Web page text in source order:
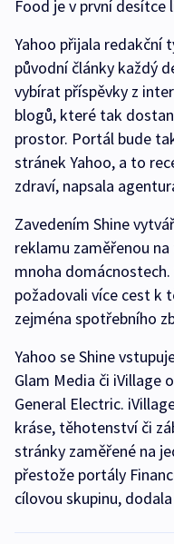
Food je v první
Yahoo přijala redakční
původní články každý
vybírat příspěvky z
blogů, které tak
prostor. Portál bude
stránek Yahoo, a to
zdraví, napsala
Zavedením Shine
reklamu zaměřenou
mnoha
požadovali více cest k
zejména spotřebního
Yahoo se Shine
Glam Media či iVillage
General Electric.
kráse, těhotenství či
stránky zaměřené na
přestože portály
cílovou skupinu, dodala